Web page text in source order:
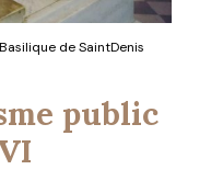
de SaintDenis
public